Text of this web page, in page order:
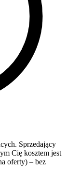
Sprzedający
Cię kosztem jest
oferty) – bez